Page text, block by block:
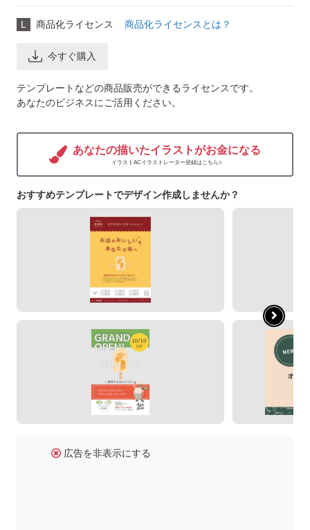
L 商品化ライセンス 商品化ライセンスとは？
今すぐ購入
テンプレートなどの商品販売ができるライセンスです。
あなたのビジネスにご活用ください。
あなたの描いたイラストがお金になる
イラストACイラストレーター登録はこちら>
おすすめテンプレートでデザイン作成しませんか？
広告を非表示にする